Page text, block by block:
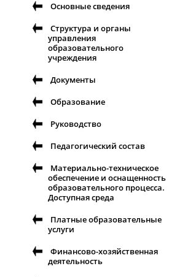
Основные сведения
Структура и органы
управления
образовательного
учреждения
Документы
Образование
Руководство
Педагогический состав
Материально-техническое
обеспечение и оснащенность
образовательного процесса.
Доступная среда
Платные образовательные
услуги
Финансово-хозяйственная
деятельность